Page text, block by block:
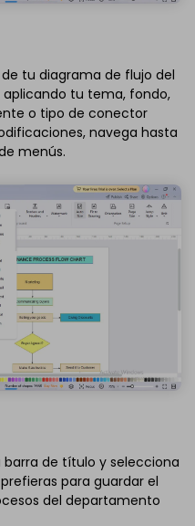
tu diagrama de flujo del
tu tema, fondo,
o tipo de conector
navega hasta
menús.
barra de título y selecciona
para guardar el
del departamento